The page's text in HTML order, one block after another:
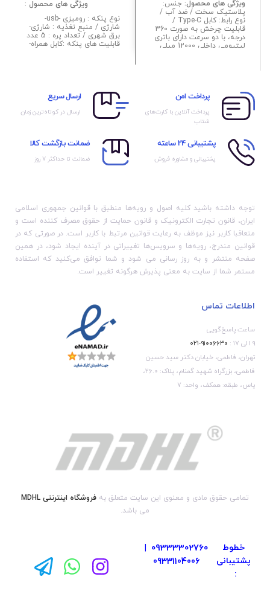
ویژگی های محصول: جنس:
پلاستیک سخت / ضد آب /
نوع رابط: کابل Type-C /
قابلیت چرخش به صورت 360
درجه، با دو سرعت دارای باتری
لیتیومی داخلی 12000 میلی
ویژگی های محصول :
نوع پنکه : رومیزی -usb-
شارژی / منبع تغذیه : شارژی-
برق شهری / تعداد پره : 5 عدد
قابلیت های پنکه :کابل همراه-
پرداخت امن
پرداخت آنلاین با کارت‌های
شتاب
ارسال سریع
ارسال در کوتاه‌ترین زمان
پشتیبانی 24 ساعته
پشتیبانی و مشاوره فروش
ضمانت بازگشت کالا
ضمانت تا حداکثر ۷ روز
توجه داشته باشید کلیه اصول و رویه‏‌ها منطبق با قوانین جمهوری اسلامی
ایران، قانون تجارت الکترونیک و قانون حمایت از حقوق مصرف کننده است و
متعاقبا کاربر نیز موظف به رعایت قوانین مرتبط با کاربر است. در صورتی که در
قوانین مندرج، رویه‏‌ها و سرویس‏‌ها تغییراتی در آینده ایجاد شود، در همین
صفحه منتشر و به روز رسانی می شود و شما توافق می‏‌کنید که استفاده
مستمر شما از سایت به معنی پذیرش هرگونه تغییر است.
اطلاعات تماس
ساعت پاسخ‌گویی
۹ الی ۱۷ :
۹۱۰۰۶۶۳۰-۰۲۱
تهران، فاطمی، خیابان دکتر سید حسین
فاطمی، بزرگراه شهید گمنام، پلاک: 26.0،
یاس، طبقه: همکف، واحد: 7
تمامی حقوق مادی و معنوی این سایت متعلق به فروشگاه اینترنتی MDHL
می باشد.
خطوط
پشتیبانی
:
09333302760
|
09331104006